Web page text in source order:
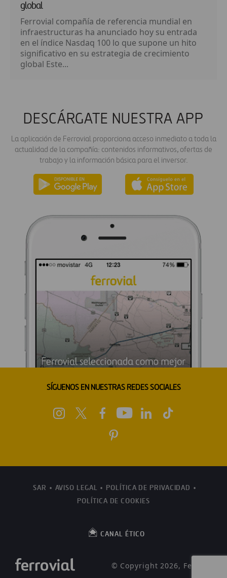
global
Ferrovial compañía de referencia mundial en
infraestructuras ha anunciado hoy su entrada
en el índice Nasdaq 100 lo que supone un hito
significativo en su estrategia de crecimiento
global Este...
DESCÁRGATE NUESTRA APP
La aplicación de Ferrovial proporciona acceso inmediato a toda la
actualidad de la compañía: contenidos informativos, ofertas de
trabajo y la información básica para el inversor.
SÍGUENOS EN NUESTRAS REDES SOCIALES
SAR AVISO LEGAL
POLÍTICA DE PRIVACIDAD
POLÍTICA DE COOKIES
CANAL ÉTICO
© Copyright 2026, Ferrovial